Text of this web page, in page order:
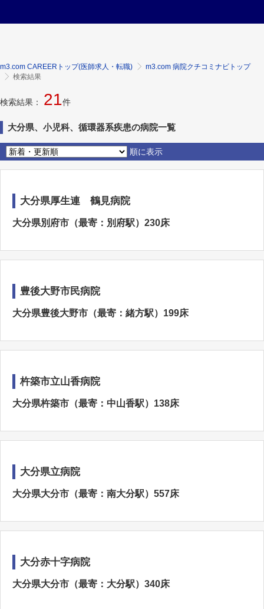
m3.com CAREERトップ(医師求人・転職)
m3.com 病院クチコミナビトップ
検索結果
検索結果： 21件
大分県、小児科、循環器系疾患の病院一覧
順に表示
大分県厚生連 鶴見病院
大分県別府市（最寄：別府駅）230床
豊後大野市民病院
大分県豊後大野市（最寄：緒方駅）199床
杵築市立山香病院
大分県杵築市（最寄：中山香駅）138床
大分県立病院
大分県大分市（最寄：南大分駅）557床
大分赤十字病院
大分県大分市（最寄：大分駅）340床